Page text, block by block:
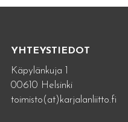
YHTEYSTIEDOT
Käpylänkuja 1
00610 Helsinki
toimisto(at)karjalanliitto.fi